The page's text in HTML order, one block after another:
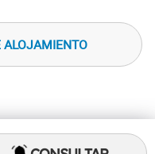
ALOJAMIENTO